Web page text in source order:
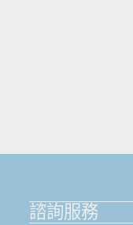
諮詢服務